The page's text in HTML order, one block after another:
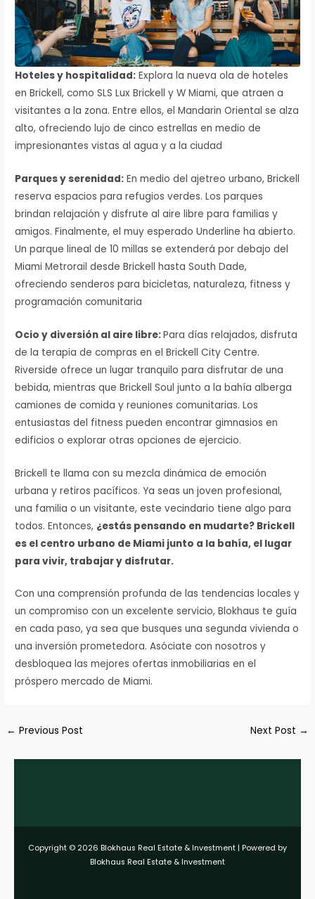
Hoteles y hospitalidad: Explora la nueva ola de hoteles
en Brickell, como SLS Lux Brickell y W Miami, que atraen a
visitantes a la zona. Entre ellos, el Mandarin Oriental se alza
alto, ofreciendo lujo de cinco estrellas en medio de
impresionantes vistas al agua y a la ciudad
Parques y serenidad: En medio del ajetreo urbano, Brickell
reserva espacios para refugios verdes. Los parques
brindan relajación y disfrute al aire libre para familias y
amigos. Finalmente, el muy esperado Underline ha abierto.
Un parque lineal de 10 millas se extenderá por debajo del
Miami Metrorail desde Brickell hasta South Dade,
ofreciendo senderos para bicicletas, naturaleza, fitness y
programación comunitaria
Ocio y diversión al aire libre:Para días relajados, disfruta
de la terapia de compras en el Brickell City Centre.
Riverside ofrece un lugar tranquilo para disfrutar de una
bebida, mientras que Brickell Soul junto a la bahía alberga
camiones de comida y reuniones comunitarias. Los
entusiastas del fitness pueden encontrar gimnasios en
edificios o explorar otras opciones de ejercicio.
Brickell te llama con su mezcla dinámica de emoción
urbana y retiros pacíficos. Ya seas un joven profesional,
una familia o un visitante, este vecindario tiene algo para
todos. Entonces, ¿estás pensando en mudarte? Brickell
es el centro urbano de Miami junto a la bahía, el lugar
para vivir, trabajar y disfrutar.
Con una comprensión profunda de las tendencias locales y
un compromiso con un excelente servicio, Blokhaus te guía
en cada paso, ya sea que busques una segunda vivienda o
una inversión prometedora. Asóciate con nosotros y
desbloquea las mejores ofertas inmobiliarias en el
próspero mercado de Miami.
← Previous Post Next Post →
Copyright © 2026 Blokhaus Real Estate & Investment | Powered by
Blokhaus Real Estate & Investment